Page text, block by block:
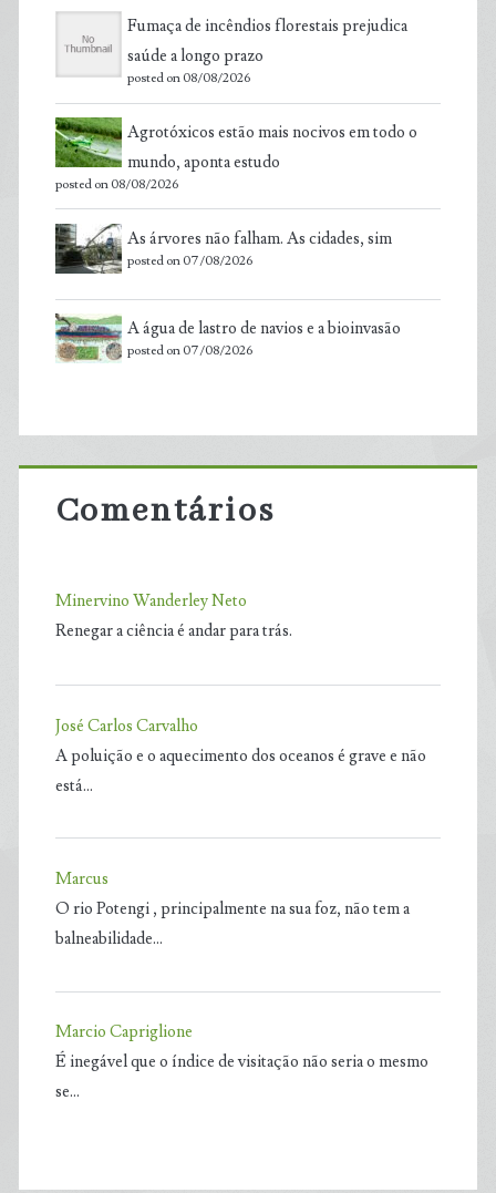
Fumaça de incêndios florestais prejudica
saúde a longo prazo
posted on 08/08/2026
Agrotóxicos estão mais nocivos em todo o
mundo, aponta estudo
posted on 08/08/2026
As árvores não falham. As cidades, sim
posted on 07/08/2026
A água de lastro de navios e a bioinvasão
posted on 07/08/2026
Comentários
Minervino Wanderley Neto
Renegar a ciência é andar para trás.
José Carlos Carvalho
A poluição e o aquecimento dos oceanos é grave e não
está…
Marcus
O rio Potengi , principalmente na sua foz, não tem a
balneabilidade…
Marcio Capriglione
É inegável que o índice de visitação não seria o mesmo
se…